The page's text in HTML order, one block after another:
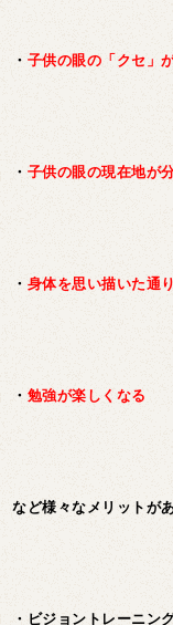
・ 子供の眼の「クセ」
・ 子供の眼の現在地が
・ 身体を思い描いた通
・ 勉強が楽しくなる
など様々なメリットが
・ビジョントレーニン